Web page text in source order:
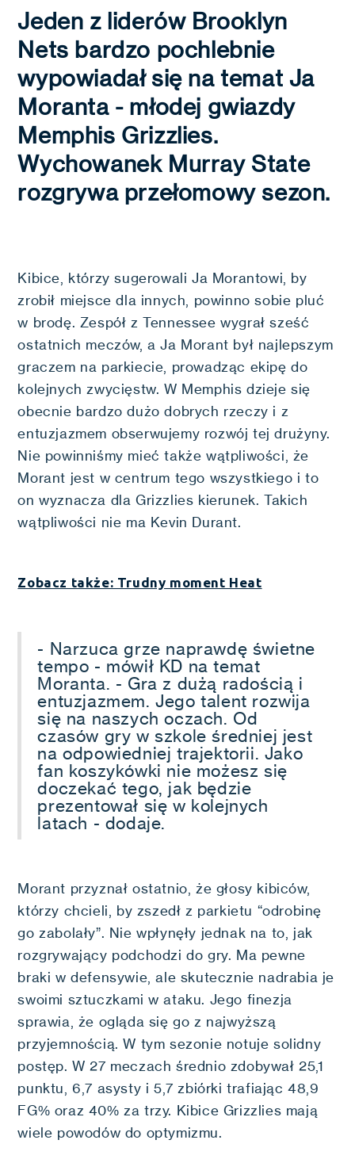
Jeden z liderów Brooklyn
Nets bardzo pochlebnie
wypowiadał się na temat Ja
Moranta - młodej gwiazdy
Memphis Grizzlies.
Wychowanek Murray State
rozgrywa przełomowy sezon.
Kibice, którzy sugerowali Ja Morantowi, by
zrobił miejsce dla innych, powinno sobie pluć
w brodę. Zespół z Tennessee wygrał sześć
ostatnich meczów, a Ja Morant był najlepszym
graczem na parkiecie, prowadząc ekipę do
kolejnych zwycięstw. W Memphis dzieje się
obecnie bardzo dużo dobrych rzeczy i z
entuzjazmem obserwujemy rozwój tej drużyny.
Nie powinniśmy mieć także wątpliwości, że
Morant jest w centrum tego wszystkiego i to
on wyznacza dla Grizzlies kierunek. Takich
wątpliwości nie ma Kevin Durant.
Zobacz także: Trudny moment Heat
- Narzuca grze naprawdę świetne
tempo - mówił KD na temat
Moranta. - Gra z dużą radością i
entuzjazmem. Jego talent rozwija
się na naszych oczach. Od
czasów gry w szkole średniej jest
na odpowiedniej trajektorii. Jako
fan koszykówki nie możesz się
doczekać tego, jak będzie
prezentował się w kolejnych
latach - dodaje.
Morant przyznał ostatnio, że głosy kibiców,
którzy chcieli, by zszedł z parkietu “odrobinę
go zabolały”. Nie wpłynęły jednak na to, jak
rozgrywający podchodzi do gry. Ma pewne
braki w defensywie, ale skutecznie nadrabia je
swoimi sztuczkami w ataku. Jego finezja
sprawia, że ogląda się go z najwyższą
przyjemnością. W tym sezonie notuje solidny
postęp. W 27 meczach średnio zdobywał 25,1
punktu, 6,7 asysty i 5,7 zbiórki trafiając 48,9
FG% oraz 40% za trzy. Kibice Grizzlies mają
wiele powodów do optymizmu.